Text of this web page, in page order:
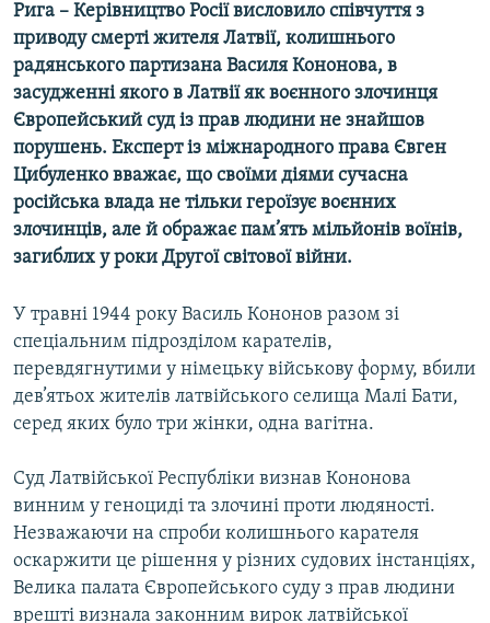
ДОЛУЧАЙСЯ!
Усі сайти RFE/RL
Рига – Керівництво Росії висловило співчуття з
приводу смерті жителя Латвії, колишнього
радянського партизана Василя Кононова, в
засудженні якого в Латвії як воєнного злочинця
Європейський суд із прав людини не знайшов
порушень. Експерт із міжнародного права Євген
Цибуленко вважає, що своїми діями сучасна
російська влада не тільки героїзує воєнних
злочинців, але й ображає пам’ять мільйонів воїнів,
загиблих у роки Другої світової війни.
У травні 1944 року Василь Кононов разом зі
спеціальним підрозділом карателів,
перевдягнутими у німецьку військову форму, вбили
дев’ятьох жителів латвійського селища Малі Бати,
серед яких було три жінки, одна вагітна.
Суд Латвійської Республіки визнав Кононова
винним у геноциді та злочині проти людяності.
Незважаючи на спроби колишнього карателя
оскаржити це рішення у різних судових інстанціях,
Велика палата Європейського суду з прав людини
врешті визнала законним вирок латвійської